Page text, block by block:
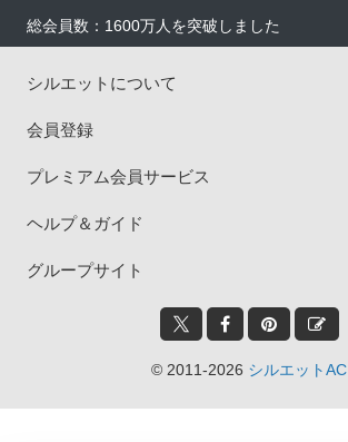
総会員数：1600万人を突破しました
シルエットについて
会員登録
プレミアム会員サービス
ヘルプ＆ガイド
グループサイト
© 2011-2026 シルエットAC